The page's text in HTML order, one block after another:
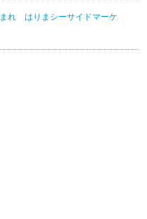
まれ はりまシーサイドマーケ